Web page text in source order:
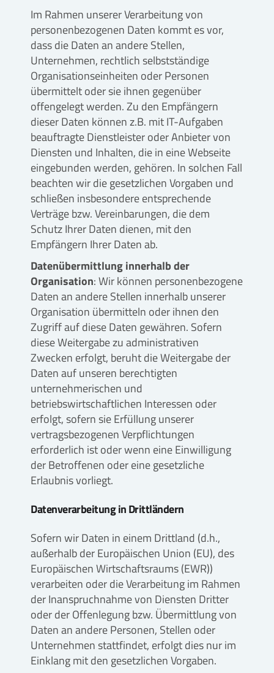
Im Rahmen unserer Verarbeitung von
personenbezogenen Daten kommt es vor,
dass die Daten an andere Stellen,
Unternehmen, rechtlich selbstständige
Organisationseinheiten oder Personen
übermittelt oder sie ihnen gegenüber
offengelegt werden. Zu den Empfängern
dieser Daten können z.B. mit IT-Aufgaben
beauftragte Dienstleister oder Anbieter von
Diensten und Inhalten, die in eine Webseite
eingebunden werden, gehören. In solchen Fall
beachten wir die gesetzlichen Vorgaben und
schließen insbesondere entsprechende
Verträge bzw. Vereinbarungen, die dem
Schutz Ihrer Daten dienen, mit den
Empfängern Ihrer Daten ab.
Datenübermittlung innerhalb der
Organisation: Wir können personenbezogene
Daten an andere Stellen innerhalb unserer
Organisation übermitteln oder ihnen den
Zugriff auf diese Daten gewähren. Sofern
diese Weitergabe zu administrativen
Zwecken erfolgt, beruht die Weitergabe der
Daten auf unseren berechtigten
unternehmerischen und
betriebswirtschaftlichen Interessen oder
erfolgt, sofern sie Erfüllung unserer
vertragsbezogenen Verpflichtungen
erforderlich ist oder wenn eine Einwilligung
der Betroffenen oder eine gesetzliche
Erlaubnis vorliegt.
Datenverarbeitung in Drittländern
Sofern wir Daten in einem Drittland (d.h.,
außerhalb der Europäischen Union (EU), des
Europäischen Wirtschaftsraums (EWR))
verarbeiten oder die Verarbeitung im Rahmen
der Inanspruchnahme von Diensten Dritter
oder der Offenlegung bzw. Übermittlung von
Daten an andere Personen, Stellen oder
Unternehmen stattfindet, erfolgt dies nur im
Einklang mit den gesetzlichen Vorgaben.